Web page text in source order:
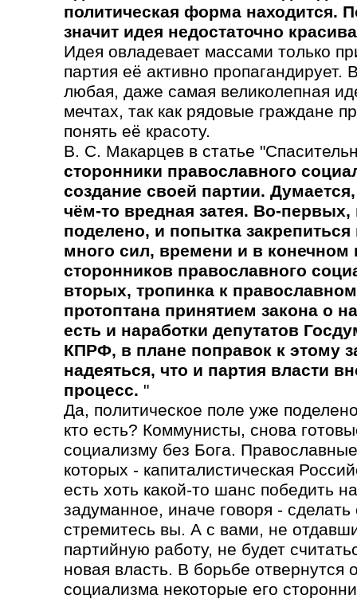
политическая форма находится.
значит идея недостаточно
Идея овладевает массами только
партия её активно пропагандирует.
любая, даже самая великолепная
мечтах, так как рядовые граждане
понять её красоту.
В. С. Макарцев в статье
сторонники православного
создание своей партии.
чём-то вредная затея. Во-первых,
поделено, и попытка закрепиться
много сил, времени и в конечном
сторонников православного
вторых, тропинка к
протоптана принятием закона о
есть и наработки депутатов
КПРФ, в плане поправок к этому
надеяться, что и партия власти
процесс. "
Да, политическое поле уже
кто есть? Коммунисты, снова
социализму без Бога.
которых - капиталистическая
есть хоть какой-то шанс победить
задуманное, иначе говоря -
стремитесь вы. А с вами, не
партийную работу, не будет
новая власть. В борьбе отвернутся
социализма некоторые его